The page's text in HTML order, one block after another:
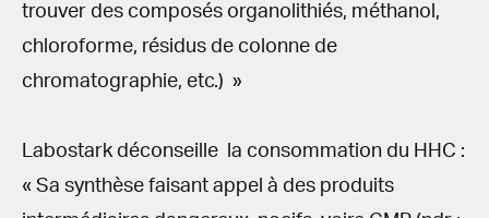
trouver des composés organolithiés, méthanol,
chloroforme, résidus de colonne de
chromatographie, etc.) »
Labostark déconseille la consommation du HHC :
« Sa synthèse faisant appel à des produits